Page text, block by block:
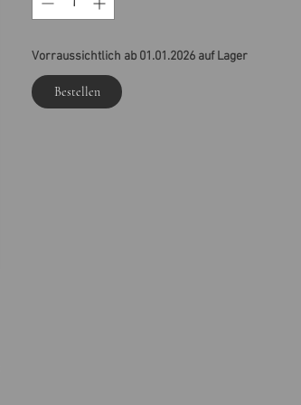
Vorraussichtlich ab 01.01.2026 auf Lager
Bestellen